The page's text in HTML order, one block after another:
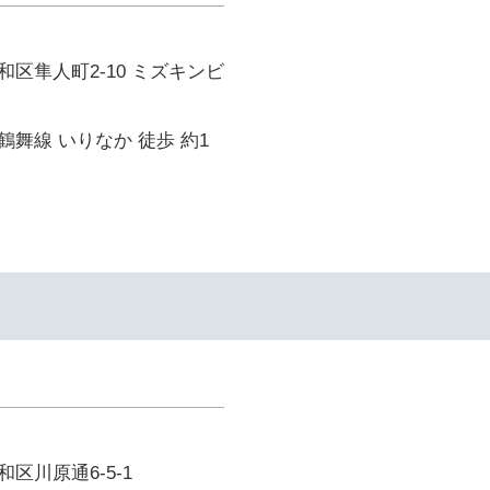
区隼人町2-10 ミズキンビ
舞線 いりなか 徒歩 約1
区川原通6-5-1